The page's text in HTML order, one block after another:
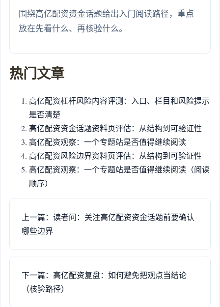
围绕高亿配资资金话题给出入门阅读路径，重点
放在先看什么、再核验什么。
热门文章
高亿配资杠杆风险内容评测：入口、栏目和风险提示
是否清楚
高亿配资资金话题资料页评估：从结构到可验证性
高亿配资观察：一个专题站是否值得继续阅读
高亿配资风险边界资料页评估：从结构到可验证性
高亿配资观察：一个专题站是否值得继续阅读（阅读
顺序）
上一篇：读者问：关注高亿配资资金话题前要确认
哪些边界
下一篇：高亿配资复盘：如何避免把观点当结论
（核验路径）